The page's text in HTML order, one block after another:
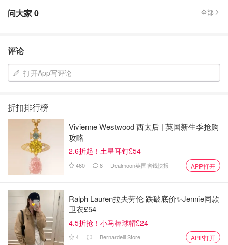
问大家0 全部
评论
打开App写评论
折扣排行榜
Vivienne Westwood 西太后 | 英国新生季抢购
攻略
2.6折起！土星耳钉£54
460 8 Dealmoon英国省钱快报 APP打开
Ralph Lauren拉夫劳伦 跌破底价✨Jennie同款
卫衣£54
4.5折抢！小马棒球帽£24
4 Bernardelli Store APP打开